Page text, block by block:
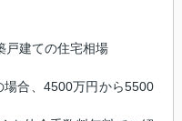
戸建ての住宅相場
合、4500万円から5500